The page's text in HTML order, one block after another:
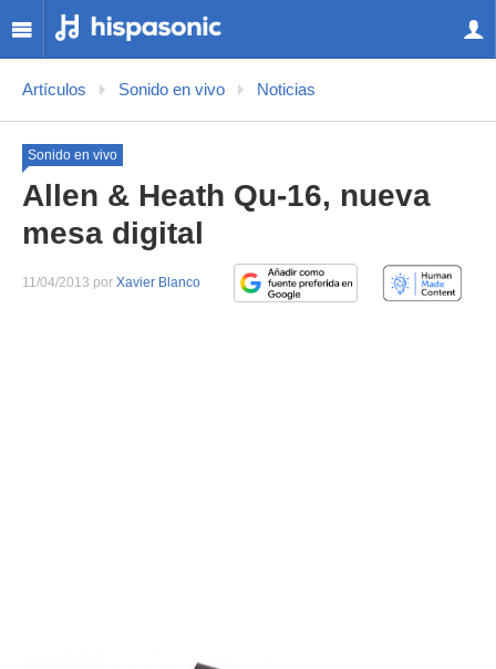
Artículos Sonido en vivo Noticias
Sonido en vivo
Allen & Heath Qu-16, nueva
mesa digital
11/04/2013 por Xavier Blanco